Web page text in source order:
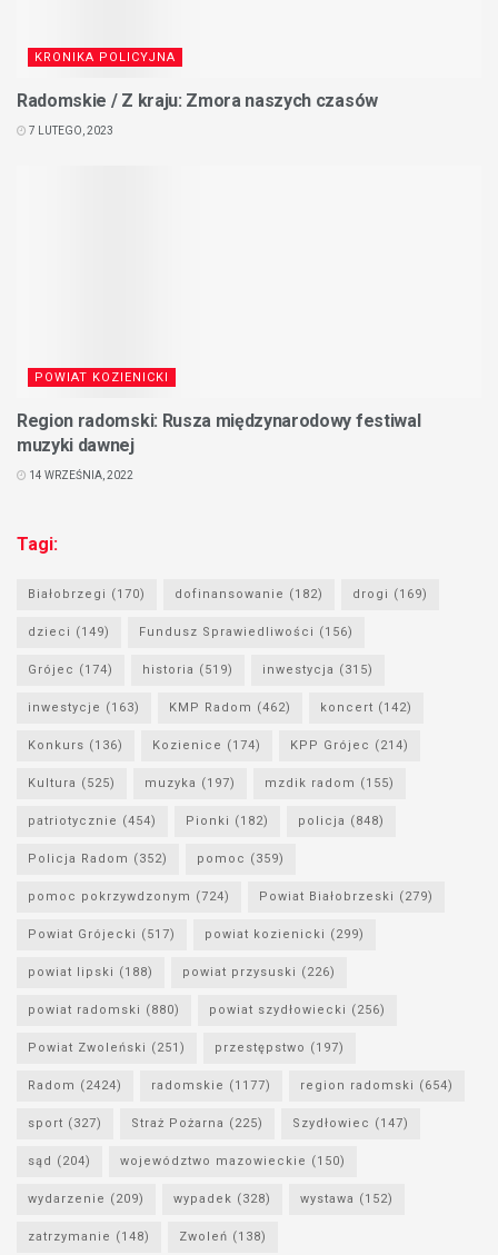
KRONIKA POLICYJNA
Radomskie / Z kraju: Zmora naszych czasów
7 LUTEGO, 2023
POWIAT KOZIENICKI
Region radomski: Rusza międzynarodowy festiwal
muzyki dawnej
14 WRZEŚNIA, 2022
Tagi:
Białobrzegi (170) dofinansowanie (182) drogi (169)
dzieci (149) Fundusz Sprawiedliwości (156)
Grójec (174) historia (519) inwestycja (315)
inwestycje (163) KMP Radom (462) koncert (142)
Konkurs (136) Kozienice (174) KPP Grójec (214)
Kultura (525) muzyka (197) mzdik radom (155)
patriotycznie (454) Pionki (182) policja (848)
Policja Radom (352) pomoc (359)
pomoc pokrzywdzonym (724) Powiat Białobrzeski (279)
Powiat Grójecki (517) powiat kozienicki (299)
powiat lipski (188) powiat przysuski (226)
powiat radomski (880) powiat szydłowiecki (256)
Powiat Zwoleński (251) przestępstwo (197)
Radom (2424) radomskie (1177) region radomski (654)
sport (327) Straż Pożarna (225) Szydłowiec (147)
sąd (204) województwo mazowieckie (150)
wydarzenie (209) wypadek (328) wystawa (152)
zatrzymanie (148) Zwoleń (138)